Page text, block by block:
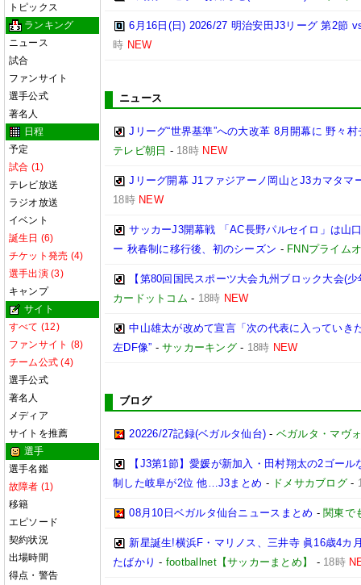
トピックス
ランキング
ニュース
試合
ファンサイト
選手公式
著名人
日程
予定
試合 (1)
テレビ放送
ラジオ放送
イベント
誕生日 (6)
チケット発売 (4)
選手出演 (3)
キャンプ
サイト
すべて (12)
ファンサイト (8)
チーム公式 (4)
選手公式
著名人
メディア
サイトを推薦
選手
選手名鑑
故障者 (1)
移籍
エピソード
契約状況
出場時間
得点・警告
6月16日(日) 2026/27 明治安田J3リーグ 第2節
時 NEW
ニュース
Jリーグ“世界基準”への大改革 8月開幕に 野々
テレビ朝日 - 18時 NEW
Jリーグ開幕 J1ファジアーノ岡山とJ3カマタマ
18時 NEW
サッカーJ3開幕戦 「AC長野パルセイロ」は山
ー 秋春制に移行後、初のシーズン - FNNプライム
【第80回国民スポーツ大会九州ブロック大会(
カードットコム - 18時 NEW
中山雄太が改めて宣言「次の代表に入っていき
左DF像” -サッカーキング - 18時 NEW
ブログ
20226/27記録(ベガルタ仙台) - ベガルタ・マヴ
【J3第1節】愛媛が新加入・田村翔太の2ゴー
制した岐阜が2位 他…J3まとめ - ドメサカブログ-
08月10日ベガルタ仙台ニュースまとめ - 関東で
新星誕生!横浜F・マリノス、三井寺 眞16歳4カ
たばかり - footballnet【サッカーまとめ】 - 18時